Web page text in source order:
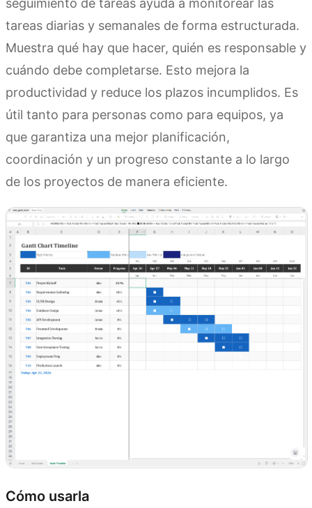
seguimiento de tareas ayuda a monitorear las
tareas diarias y semanales de forma estructurada.
Muestra qué hay que hacer, quién es responsable y
cuándo debe completarse. Esto mejora la
productividad y reduce los plazos incumplidos. Es
útil tanto para personas como para equipos, ya
que garantiza una mejor planificación,
coordinación y un progreso constante a lo largo
de los proyectos de manera eficiente.
Cómo usarla